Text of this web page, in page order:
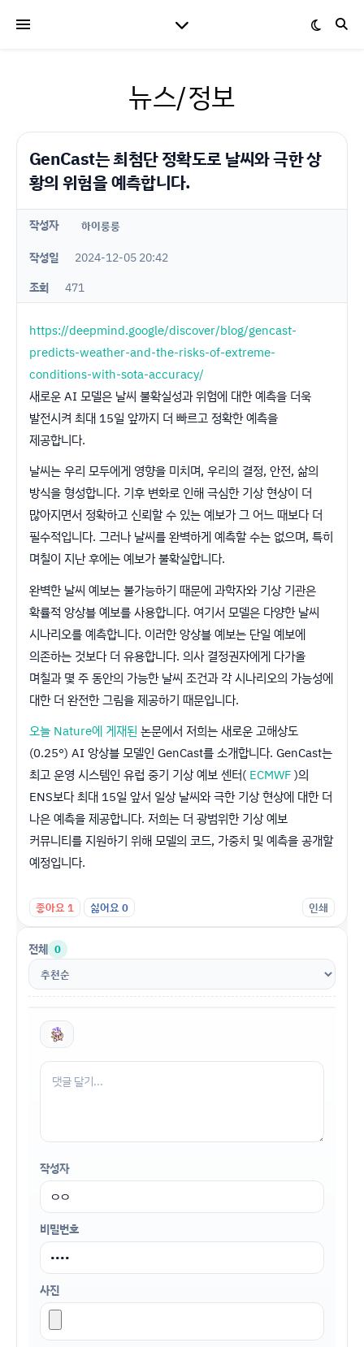
뉴스/정보
GenCast는 최첨단 정확도로 날씨와 극한 상
황의 위험을 예측합니다.
작성자 하이룽룽
작성일
2024-12-05 20:42
조회
471
https://deepmind.google/discover/blog/gencast-
predicts-weather-and-the-risks-of-extreme-
conditions-with-sota-accuracy/
새로운 AI 모델은 날씨 불확실성과 위험에 대한 예측을 더욱
발전시켜 최대 15일 앞까지 더 빠르고 정확한 예측을
제공합니다.
날씨는 우리 모두에게 영향을 미치며, 우리의 결정, 안전, 삶의
방식을 형성합니다. 기후 변화로 인해 극심한 기상 현상이 더
많아지면서 정확하고 신뢰할 수 있는 예보가 그 어느 때보다 더
필수적입니다. 그러나 날씨를 완벽하게 예측할 수는 없으며, 특히
며칠이 지난 후에는 예보가 불확실합니다.
완벽한 날씨 예보는 불가능하기 때문에 과학자와 기상 기관은
확률적 앙상블 예보를 사용합니다. 여기서 모델은 다양한 날씨
시나리오를 예측합니다. 이러한 앙상블 예보는 단일 예보에
의존하는 것보다 더 유용합니다. 의사 결정권자에게 다가올
며칠과 몇 주 동안의 가능한 날씨 조건과 각 시나리오의 가능성에
대한 더 완전한 그림을 제공하기 때문입니다.
오늘 Nature에 게재된 논문에서 저희는 새로운 고해상도
(0.25°) AI 앙상블 모델인 GenCast를 소개합니다. GenCast는
최고 운영 시스템인 유럽 중기 기상 예보 센터( ECMWF)의
ENS보다 최대 15일 앞서 일상 날씨와 극한 기상 현상에 대한 더
나은 예측을 제공합니다. 저희는 더 광범위한 기상 예보
커뮤니티를 지원하기 위해 모델의 코드, 가중치 및 예측을 공개할
예정입니다.
좋아요1 싫어요0 인쇄
전체 0
작성자
비밀번호
사진